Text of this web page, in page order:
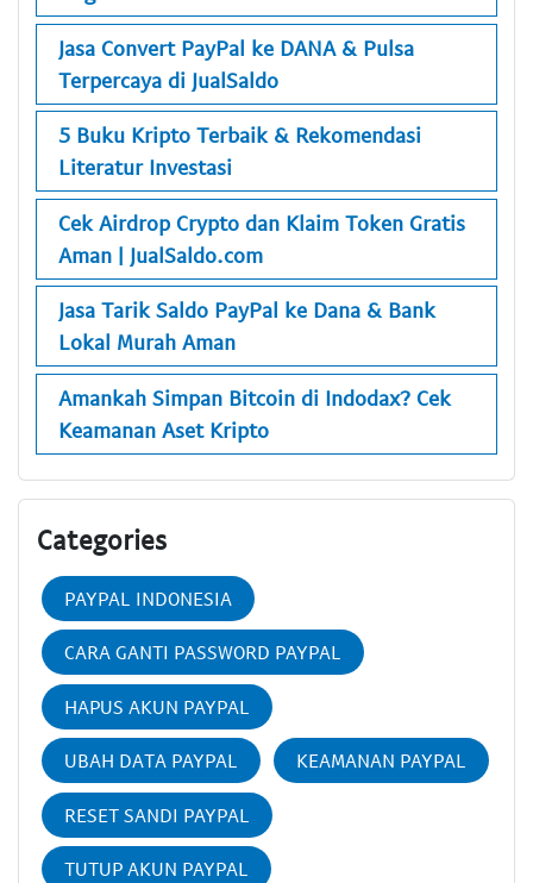
Jasa Convert PayPal ke DANA & Pulsa
Terpercaya di JualSaldo
5 Buku Kripto Terbaik & Rekomendasi
Literatur Investasi
Cek Airdrop Crypto dan Klaim Token Gratis
Aman | JualSaldo.com
Jasa Tarik Saldo PayPal ke Dana & Bank
Lokal Murah Aman
Amankah Simpan Bitcoin di Indodax? Cek
Keamanan Aset Kripto
Categories
PAYPAL INDONESIA
CARA GANTI PASSWORD PAYPAL
HAPUS AKUN PAYPAL
UBAH DATA PAYPAL KEAMANAN PAYPAL
RESET SANDI PAYPAL
TUTUP AKUN PAYPAL